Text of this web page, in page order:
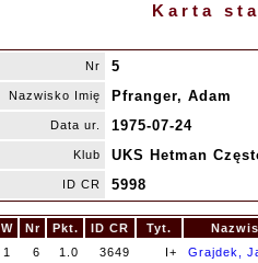
Karta
Nr 5
Nazwisko Imię Pfranger, Adam
Data ur. 1975-07-24
Klub UKS Hetman
ID CR 5998
W Nr Pkt. ID CR Tyt.
1 6 1.0 3649 I+
Grajdek,